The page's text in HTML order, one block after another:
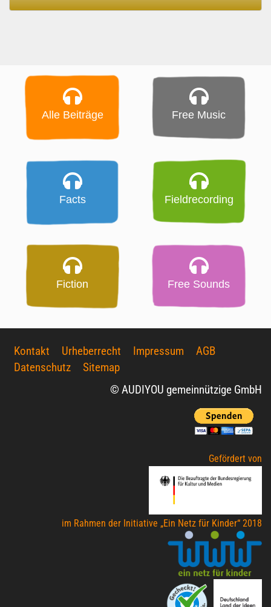
Alle Beiträge Free Music
Facts Fieldrecording
Fiction Free Sounds
Kontakt Urheberrecht Impressum
AGB
Datenschutz
Sitemap
© AUDIYOU gemeinnützige GmbH
Gefördert von
im Rahmen der Initiative „Ein Netz für Kinder“ 2018